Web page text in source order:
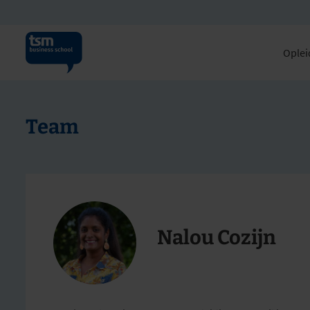
Team
Nalou Cozijn